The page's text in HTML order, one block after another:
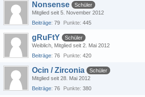
Nonsense
Schüler
Mitglied seit 5. November 2012
Beiträge 79 Punkte 445
gRuFtY
Schüler
Weiblich Mitglied seit 2. Mai 2012
Beiträge 76 Punkte 420
Ocin / Zirconia
Schüler
Mitglied seit 28. Mai 2012
Beiträge 76 Punkte 380